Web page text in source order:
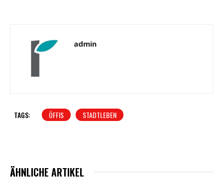
admin
TAGS: ÖFFIS STADTLEBEN
ÄHNLICHE ARTIKEL